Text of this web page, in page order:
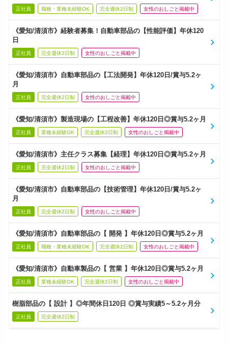
正社員 職種・業種未経験OK 完全週休2日制 女性のおしごと掲載中
《愛知/清須市》経験者募集！自動車部品の【性能評価】年休120
日
正社員 完全週休2日制 女性のおしごと掲載中
《愛知/清須市》自動車部品の【工法開発】年休120日/賞与5.2ヶ
月
正社員 完全週休2日制 女性のおしごと掲載中
《愛知/清須市》製造現場の【工程改善】年休120日◎賞与5.2ヶ月
正社員 業種未経験OK 完全週休2日制 女性のおしごと掲載中
《愛知/清須市》主任クラス募集【経理】年休120日◎賞与5.2ヶ月
正社員 完全週休2日制 女性のおしごと掲載中
《愛知/清須市》自動車部品の【技術管理】年休120日/賞与5.2ヶ
月
正社員 完全週休2日制 女性のおしごと掲載中
《愛知/清須市》自動車部品の【 開発 】年休120日◎賞与5.2ヶ月
正社員 職種・業種未経験OK 完全週休2日制 女性のおしごと掲載中
《愛知/清須市》自動車製品の【 営業 】年休120日◎賞与5.2ヶ月
正社員 業種未経験OK 完全週休2日制 女性のおしごと掲載中
樹脂部品の【 設計 】◎年間休日120日 ◎賞与実績5～5.2ヶ月分
正社員 完全週休2日制